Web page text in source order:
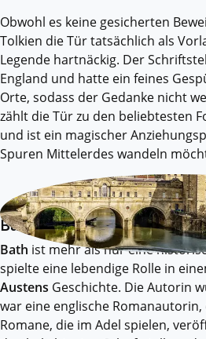
Obwohl es keine gesicherten
Tolkien die Tür tatsächlich als
Legende hartnäckig. Der
England und hatte ein feines
Orte, sodass der Gedanke nicht
zählt die Tür zu den beliebtesten
und ist ein magischer
Spuren Mittelerdes wandeln
Bath
Bath ist mehr als nur eine
spielte eine lebendige Rolle in
Austens Geschichte. Die Autorin
war eine englische
Romane, die im Adel spielen,